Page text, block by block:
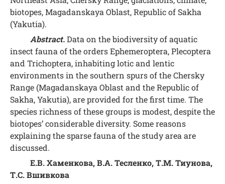
biotopes, Magadanskaya Oblast, Republic of Sakha
(Yakutia).
Abstract.Data on the biodiversity of aquatic
insect fauna of the orders Ephemeroptera, Plecoptera
and Trichoptera, inhabiting lotic and lentic
environments in the southern spurs of the Chersky
Range (Magadanskaya Oblast and the Republic of
Sakha, Yakutia), are provided for the first time. The
species richness of these groups is modest, despite the
biotopes’ considerable diversity. Some reasons
explaining the sparse fauna of the study area are
discussed.
Е.В. Хаменкова, В.А. Тесленко, Т.М. Тиунова,
Т.С. Вшивкова